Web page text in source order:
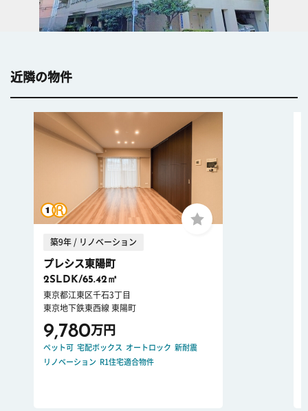
近隣の物件
築9年 / リノベーション
プレシス東陽町
2SLDK/65.42㎡
東京都江東区千石3丁目
東京地下鉄東西線 東陽町
9,780万円
ペット可 宅配ボックス オートロック 新耐震
リノベーション
R1住宅適合物件